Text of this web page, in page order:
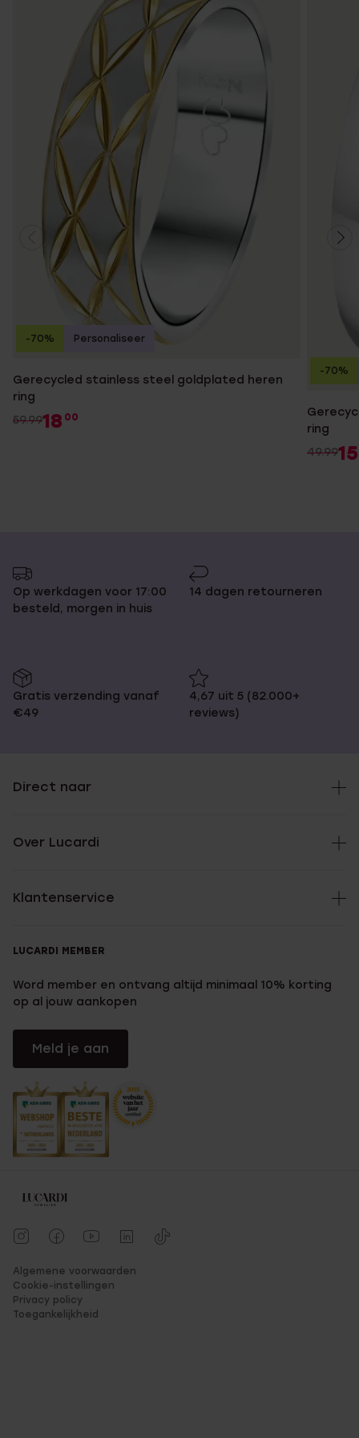
Gerecycled stainless steel goldplated heren
ring
59.9918 00
-70% Personaliseer
ring
49.9915
-70%
Op werkdagen voor 17:00
besteld, morgen in huis
14 dagen retourneren
Gratis verzending vanaf
€49
4,67 uit 5 (82.000+
reviews)
Direct naar
Over Lucardi
Klantenservice
LUCARDI MEMBER
Word member en ontvang altijd minimaal 10% korting
op al jouw aankopen
Meld je aan
Algemene voorwaarden
Cookie-instellingen
Privacy policy
Toegankelijkheid